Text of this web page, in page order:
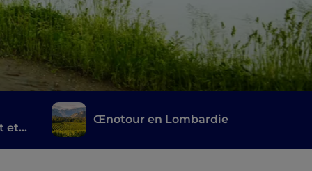
et
Œnotour en Lombardie